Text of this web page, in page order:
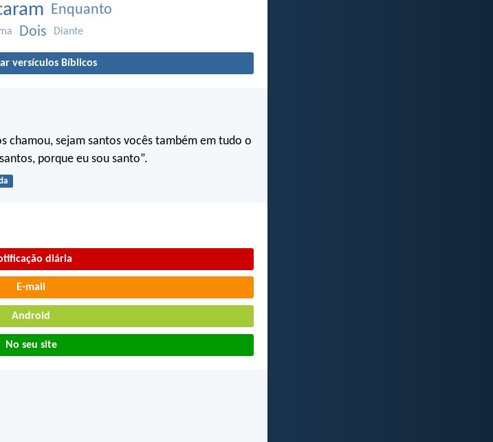
Enquanto
Dois Diante
versículos Bíblicos
chamou, sejam santos vocês também em tudo o
porque eu sou santo”.
diária
E-mail
Android
No seu site